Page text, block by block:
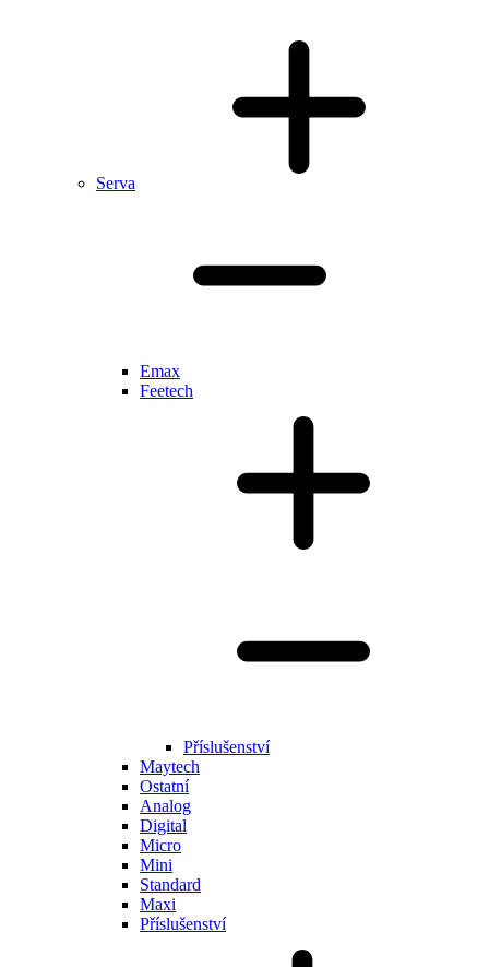
Serva
Emax
Feetech
Příslušenství
Maytech
Ostatní
Analog
Digital
Micro
Mini
Standard
Maxi
Příslušenství